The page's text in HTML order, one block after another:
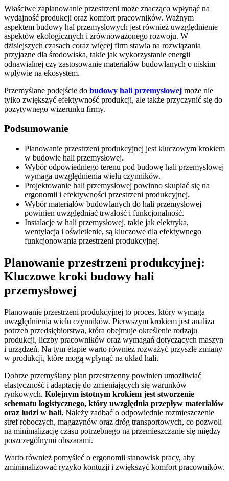
Właściwe zaplanowanie przestrzeni może znacząco wpłynąć na
wydajność produkcji oraz komfort pracowników. Ważnym
aspektem budowy hal przemysłowych jest również uwzględnienie
aspektów ekologicznych i zrównoważonego rozwoju. W
dzisiejszych czasach coraz więcej firm stawia na rozwiązania
przyjazne dla środowiska, takie jak wykorzystanie energii
odnawialnej czy zastosowanie materiałów budowlanych o niskim
wpływie na ekosystem.
Przemyślane podejście do budowy hali przemysłowej może nie
tylko zwiększyć efektywność produkcji, ale także przyczynić się do
pozytywnego wizerunku firmy.
Podsumowanie
Planowanie przestrzeni produkcyjnej jest kluczowym krokiem
w budowie hali przemysłowej.
Wybór odpowiedniego terenu pod budowę hali przemysłowej
wymaga uwzględnienia wielu czynników.
Projektowanie hali przemysłowej powinno skupiać się na
ergonomii i efektywności przestrzeni produkcyjnej.
Wybór materiałów budowlanych do hali przemysłowej
powinien uwzględniać trwałość i funkcjonalność.
Instalacje w hali przemysłowej, takie jak elektryka,
wentylacja i oświetlenie, są kluczowe dla efektywnego
funkcjonowania przestrzeni produkcyjnej.
Planowanie przestrzeni produkcyjnej:
Kluczowe kroki budowy hali
przemysłowej
Planowanie przestrzeni produkcyjnej to proces, który wymaga
uwzględnienia wielu czynników. Pierwszym krokiem jest analiza
potrzeb przedsiębiorstwa, która obejmuje określenie rodzaju
produkcji, liczby pracowników oraz wymagań dotyczących maszyn
i urządzeń. Na tym etapie warto również rozważyć przyszłe zmiany
w produkcji, które mogą wpłynąć na układ hali.
Dobrze przemyślany plan przestrzenny powinien umożliwiać
elastyczność i adaptację do zmieniających się warunków
rynkowych. Kolejnym istotnym krokiem jest stworzenie
schematu logistycznego, który uwzględnia przepływ materiałów
oraz ludzi w hali. Należy zadbać o odpowiednie rozmieszczenie
stref roboczych, magazynów oraz dróg transportowych, co pozwoli
na minimalizację czasu potrzebnego na przemieszczanie się między
poszczególnymi obszarami.
Warto również pomyśleć o ergonomii stanowisk pracy, aby
zminimalizować ryzyko kontuzji i zwiększyć komfort pracowników.